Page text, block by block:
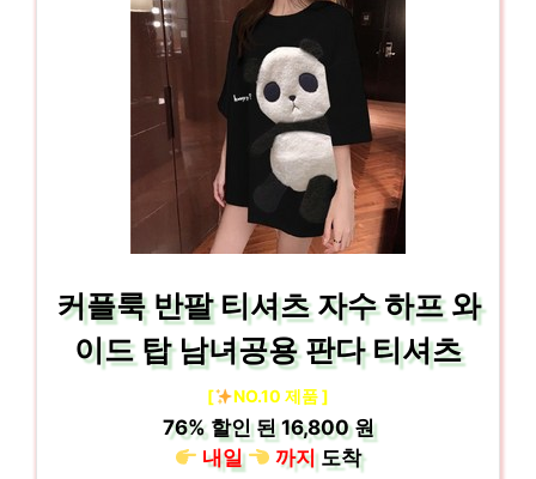
커플룩 반팔 티셔츠 자수 하프 와
이드 탑 남녀공용 판다 티셔츠
[ NO.10 제품 ]
76%할인 된16,800 원
내일
까지도착